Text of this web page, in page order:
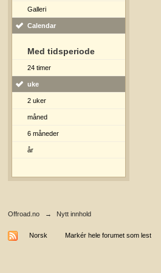
Galleri
Calendar
Med tidsperiode
24 timer
uke
2 uker
måned
6 måneder
år
Offroad.no → Nytt innhold
Norsk Markér hele forumet som lest